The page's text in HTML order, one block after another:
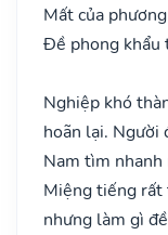
Mất của
Đề phong khẩu
Nghiệp khó
hoãn lại. Người
Nam tìm nhanh
Miệng tiếng rất
nhưng làm gì